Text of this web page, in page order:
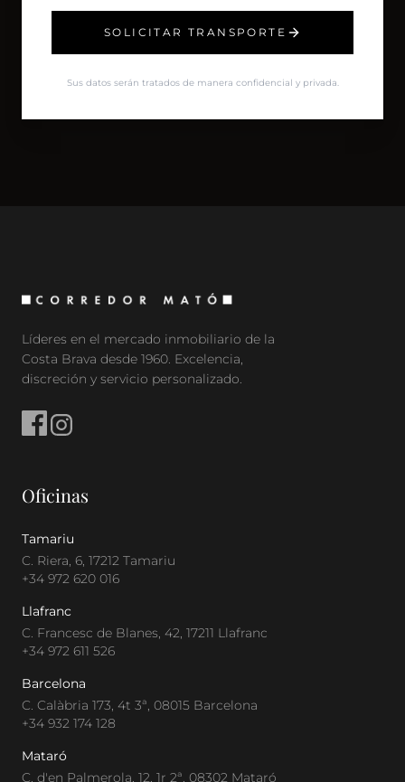
SOLICITAR TRANSPORTE
Sus datos serán tratados de manera confidencial y privada.
Líderes en el mercado inmobiliario de la
Costa Brava desde 1960. Excelencia,
discreción y servicio personalizado.
Oficinas
Tamariu
C. Riera, 6, 17212 Tamariu
+34 972 620 016
Llafranc
C. Francesc de Blanes, 42, 17211 Llafranc
+34 972 611 526
Barcelona
C. Calàbria 173, 4t 3ª, 08015 Barcelona
+34 932 174 128
Mataró
C. d'en Palmerola, 12, 1r 2ª, 08302 Mataró